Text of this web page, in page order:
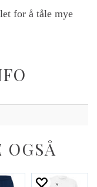
for å tåle mye
OGSÅ